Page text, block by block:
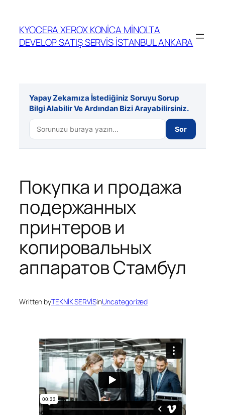
KYOCERA XEROX KONİCA MİNOLTA
DEVELOP SATIŞ SERVİS İSTANBUL ANKARA
Yapay Zekamıza İstediğiniz Soruyu Sorup
Bilgi Alabilir Ve Ardından Bizi Arayabilirsiniz.
Sor
Покупка и продажа
подержанных
принтеров и
копировальных
аппаратов Стамбул
Written byTEKNİK SERVİSinUncategorized